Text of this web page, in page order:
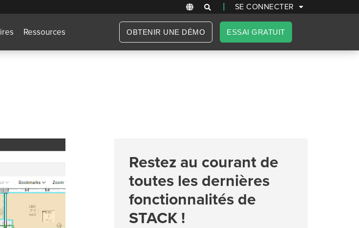
| SE CONNECTER
Ressources OBTENIR UNE DÉMO ESSAI GRATUIT
Restez au courant de
toutes les dernières
fonctionnalités de
STACK !